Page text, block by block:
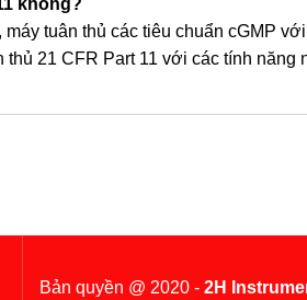
không?
tuân thủ các tiêu chuẩn cGMP
thủ 21 CFR Part 11 với các tính
Bản quyền @ 2020 - 2H